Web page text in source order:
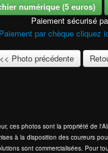
numérique (5 euros)
Paiement sécurisé
Paiement par chèque cliquez
<< Photo précédente
ces photos sont la propriété de
à la disposition des coureurs
sont commercialisées. Pour